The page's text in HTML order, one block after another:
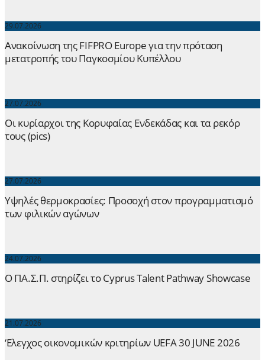
29.07.2026
Ανακοίνωση της FIFPRO Europe για την πρόταση
μετατροπής του Παγκοσμίου Κυπέλλου
27.07.2026
Οι κυρίαρχοι της Κορυφαίας Ενδεκάδας και τα ρεκόρ
τους (pics)
27.07.2026
Yψηλές θερμοκρασίες: Προσοχή στον προγραμματισμό
των φιλικών αγώνων
24.07.2026
Ο ΠΑ.Σ.Π. στηρίζει το Cyprus Talent Pathway Showcase
21.07.2026
‘Ελεγχος οικονομικών κριτηρίων UEFA 30 JUNE 2026